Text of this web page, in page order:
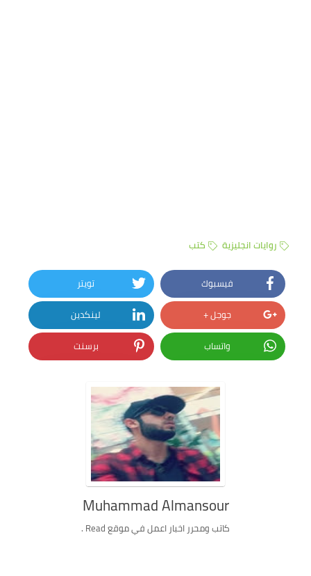
روايات انجليزية كتب
فيسبوك
تويتر
جوجل +
لينكدين
واتساب
برسنت
Muhammad Almansour
كاتب ومحرر اخبار اعمل في موقع Read .